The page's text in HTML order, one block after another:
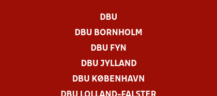
DBU
DBU BORNHOLM
DBU FYN
DBU JYLLAND
DBU KØBENHAVN